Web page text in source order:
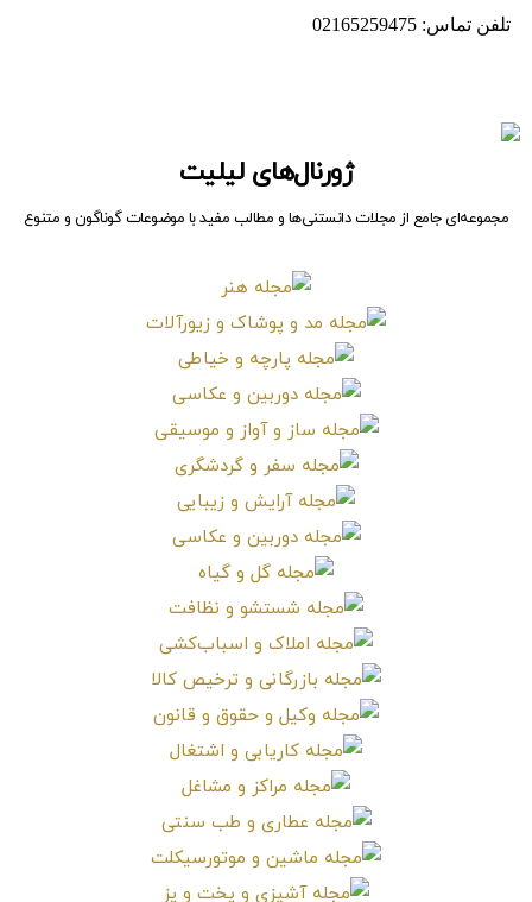
ژورنال‌های لیلیت
مجموعه‌ای جامع از مجلات دانستنی‌ها و مطالب مفید با موضوعات گوناگون و متنوع